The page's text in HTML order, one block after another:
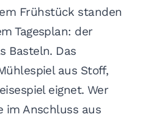
Frühstück standen
Tagesplan: der
Basteln. Das
aus Stoff,
eignet. Wer
im Anschluss aus